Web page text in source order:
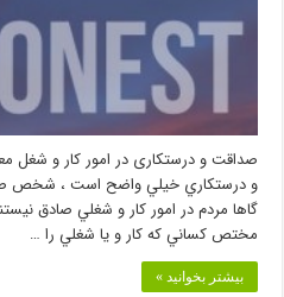
صداقت و درستکاری در امور کار و
و درستكاري خيلي واضح است ، شخص
گاها مردم در امور كار و شغلي صادق
مختص كساني كه كار و يا شغلي را …
بیشتر بخوانید »